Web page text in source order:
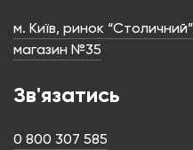
м. Київ, ринок
магазин №35
Зв'язатись
0 800 307 585